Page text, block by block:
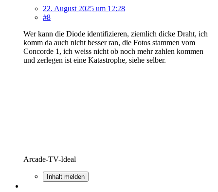
22. August 2025 um 12:28
#8
Wer kann die Diode identifizieren, ziemlich dicke Draht, ich
komm da auch nicht besser ran, die Fotos stammen vom
Concorde 1, ich weiss nicht ob noch mehr zahlen kommen
und zerlegen ist eine Katastrophe, siehe selber.
Arcade-TV-Ideal
Inhalt melden